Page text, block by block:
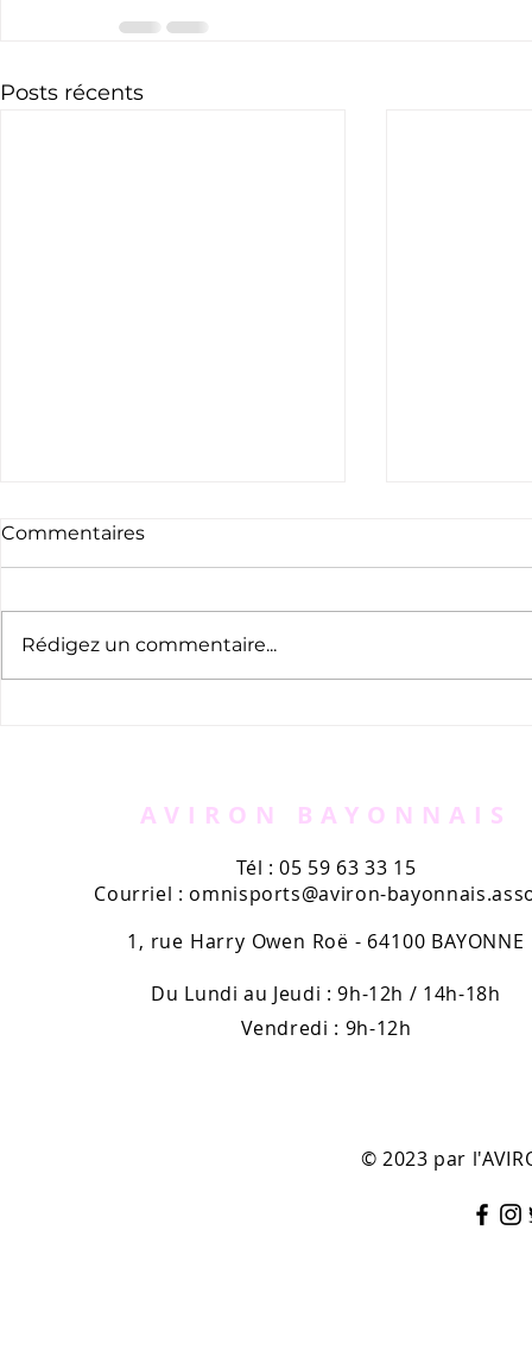
Posts récents
Commentaires
Rédigez un commentaire...
AVIRON BAYONNAIS
Tél : 05 59 63 33 15
Courriel : omnisports@aviron-
1, rue Harry Owen Roë - 64100 BAYONNE
Du Lundi au Jeudi : 9h-12h / 14h-18h
Vendredi : 9h-12h
© 2023 par